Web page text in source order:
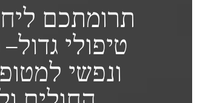
תרומתכם
טיפולי
ונפשי